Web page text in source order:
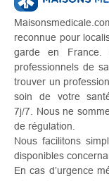
reconnue pour
garde en France.
professionnels de
trouver un
soin de votre
7j/7. Nous ne
de régulation.
Nous facilitons
disponibles
En cas d’urgence